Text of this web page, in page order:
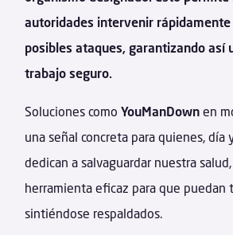
autoridades intervenir rápidamente
posibles ataques, garantizando así
trabajo seguro.
Soluciones como YouManDown en
una señal concreta para quienes, día
dedican a salvaguardar nuestra
herramienta eficaz para que puedan
sintiéndose respaldados.